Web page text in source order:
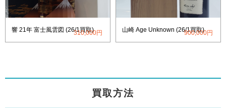
響 21年 富士風雲図 (26/1買取)
310,000円 山崎 Age Unknown (26/1買取)
900,000円
買取方法